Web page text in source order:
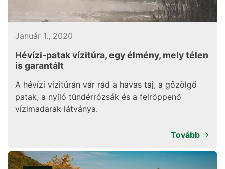
Január 1., 2020
Hévízi-patak vízitúra, egy élmény, mely télen
is garantált
A hévízi vízitúrán vár rád a havas táj, a gőzölgő
patak, a nyíló tündérrózsák és a felröppenő
vízimadarak látványa.
Tovább